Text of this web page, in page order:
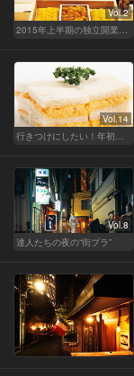
Vol.2
2015年上半期の独立開業シェフまとめ
Vol.14
行きつけにしたい！年初めのご褒美ランチ
Vol.8
達人たちの夜の“街ブラ”